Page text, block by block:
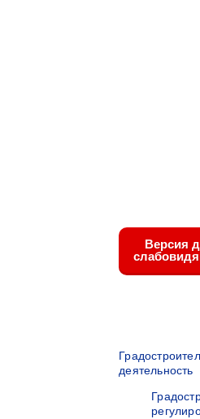
Версия
деятельность